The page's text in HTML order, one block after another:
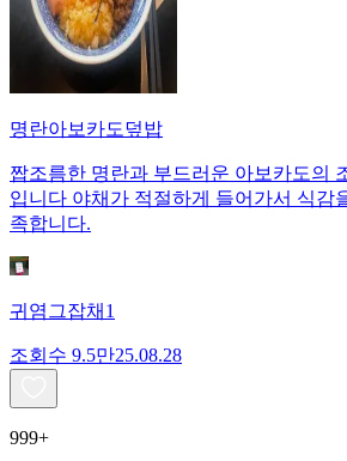
명란아보카도덮밥
짭조름한 명란과 부드러운 아보카도의
입니다 야채가 적절하게 들어가서 식감
족합니다.
귀염그잡채1
조회수 9.5만25.08.28
999+